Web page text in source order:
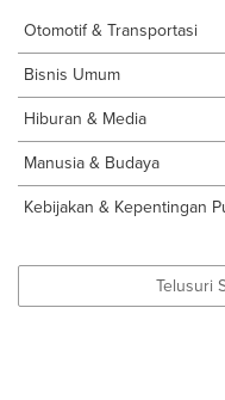
Otomotif & Transportasi
Bisnis Umum
Hiburan & Media
Manusia & Budaya
Kebijakan & Kepentingan
Telusuri